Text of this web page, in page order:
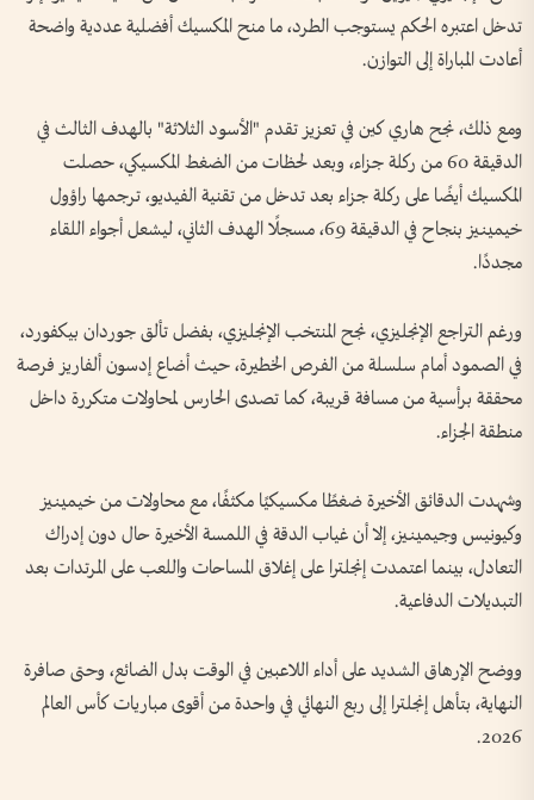
تدخل اعتبره الحكم يستوجب الطرد، ما منح المكسيك أفضلية عددية واضحة
أعادت المباراة إلى التوازن.
ومع ذلك، نجح هاري كين في تعزيز تقدم "الأسود الثلاثة" بالهدف الثالث في
الدقيقة 60 من ركلة جزاء، وبعد لحظات من الضغط المكسيكي، حصلت
المكسيك أيضًا على ركلة جزاء بعد تدخل من تقنية الفيديو، ترجمها راؤول
خيمينيز بنجاح في الدقيقة 69، مسجلًا الهدف الثاني، ليشعل أجواء اللقاء
مجددًا.
ورغم التراجع الإنجليزي، نجح المنتخب الإنجليزي، بفضل تألق جوردان بيكفورد،
في الصمود أمام سلسلة من الفرص الخطيرة، حيث أضاع إدسون ألفاريز فرصة
محققة برأسية من مسافة قريبة، كما تصدى الحارس لمحاولات متكررة داخل
منطقة الجزاء.
وشهدت الدقائق الأخيرة ضغطًا مكسيكيًا مكثفًا، مع محاولات من خيمينيز
وكيونيس وجيمينيز، إلا أن غياب الدقة في اللمسة الأخيرة حال دون إدراك
التعادل، بينما اعتمدت إنجلترا على إغلاق المساحات واللعب على المرتدات بعد
التبديلات الدفاعية.
ووضح الإرهاق الشديد على أداء اللاعبين في الوقت بدل الضائع، وحتى صافرة
النهاية، بتأهل إنجلترا إلى ربع النهائي في واحدة من أقوى مباريات كأس العالم
2026.